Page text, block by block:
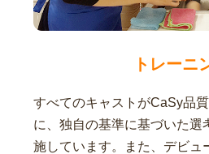
トレーニ
すべてのキャストがCaSy品
に、独自の基準に基づいた選
施しています。また、デビュ